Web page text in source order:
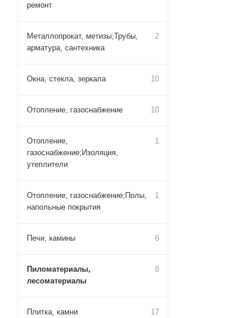
ремонт
Металлопрокат, метизы;Трубы,
арматура, сантехника
2
Окна, стекла, зеркала 10
Отопление, газоснабжение 10
Отопление,
газоснабжение;Изоляция,
утеплители
1
Отопление, газоснабжение;Полы,
напольные покрытия
1
Печи, камины 6
Пиломатериалы,
лесоматериалы
8
Плитка, камни 17